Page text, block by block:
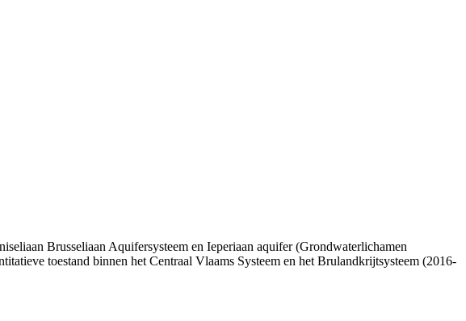
Brusseliaan Aquifersysteem en Ieperiaan aquifer (Grondwaterlichamen
toestand binnen het Centraal Vlaams Systeem en het Brulandkrijtsysteem (2016-